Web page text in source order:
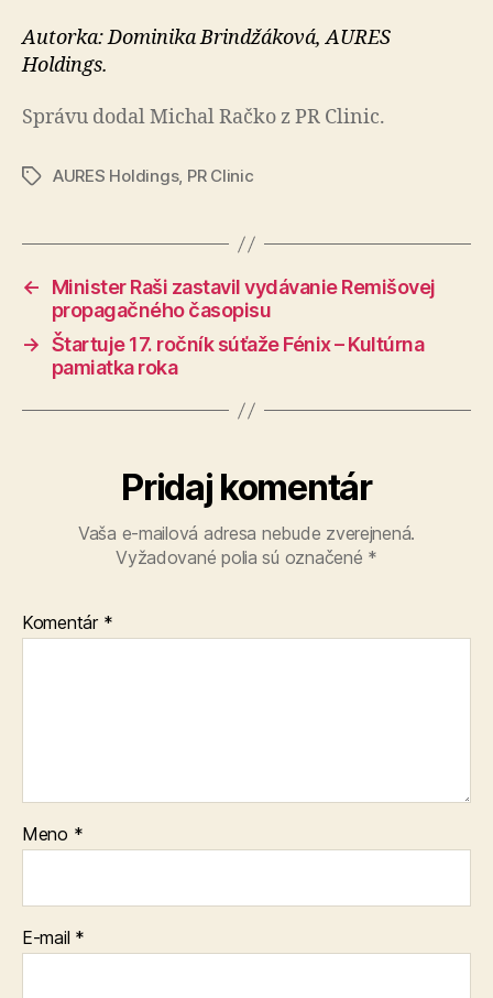
Autorka: Dominika Brindžáková, AURES
Holdings.
Správu dodal Michal Račko z PR Clinic.
ZnačkyAURES Holdings, PR Clinic
←
Minister Raši zastavil vydávanie Remišovej
propagačného časopisu
→ Štartuje 17. ročník súťaže Fénix – Kultúrna
pamiatka roka
Pridaj komentár
Vaša e-mailová adresa nebude zverejnená.
Vyžadované polia sú označené *
Komentár *
Meno *
E-mail *